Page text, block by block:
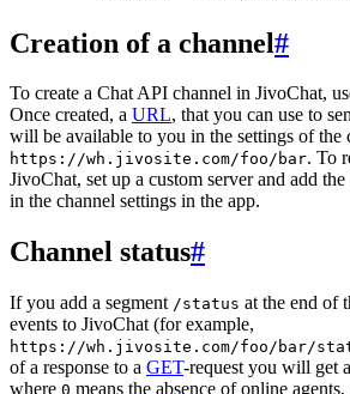
Creation of a channel#
To create a Chat API channel in JivoChat,
Once created, a URL, that you can use to
will be available to you in the settings of the
https://wh.jivosite.com/foo/bar. To
JivoChat, set up a custom server and add
in the channel settings in the app.
Channel status#
If you add a segment /status at the end of
events to JivoChat (for example,
https://wh.jivosite.com/foo/bar/
of a response to a GET-request you will get
where 0 means the absence of online agents,